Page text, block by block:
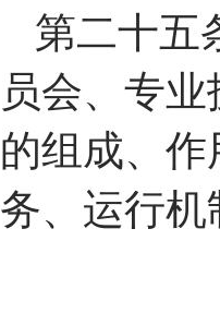
第二十五
员会、专
的组成、
务、运行